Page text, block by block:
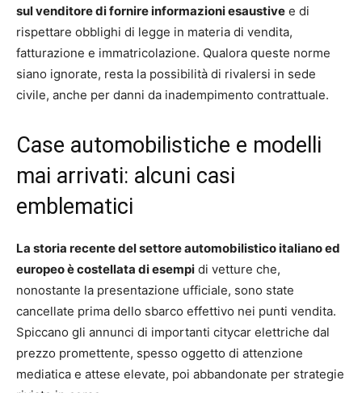
sul venditore di fornire informazioni esaustive e di
rispettare obblighi di legge in materia di vendita,
fatturazione e immatricolazione. Qualora queste norme
siano ignorate, resta la possibilità di rivalersi in sede
civile, anche per danni da inadempimento contrattuale.
Case automobilistiche e modelli
mai arrivati: alcuni casi
emblematici
La storia recente del settore automobilistico italiano ed
europeo è costellata di esempi di vetture che,
nonostante la presentazione ufficiale, sono state
cancellate prima dello sbarco effettivo nei punti vendita.
Spiccano gli annunci di importanti citycar elettriche dal
prezzo promettente, spesso oggetto di attenzione
mediatica e attese elevate, poi abbandonate per strategie